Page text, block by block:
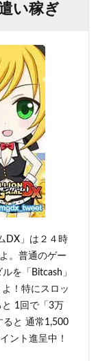
い稼ぎ
DX」は２４時
。普通のゲー
を「Bitcash」
！特にスロッ
と 1回で「3万
ると 通常1,500
ント進呈中！